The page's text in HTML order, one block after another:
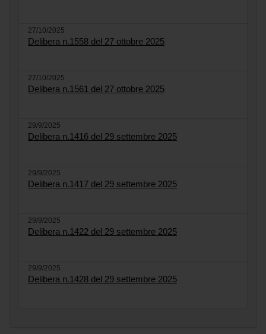
27/10/2025
Delibera n.1558 del 27 ottobre 2025
27/10/2025
Delibera n.1561 del 27 ottobre 2025
29/9/2025
Delibera n.1416 del 29 settembre 2025
29/9/2025
Delibera n.1417 del 29 settembre 2025
29/9/2025
Delibera n.1422 del 29 settembre 2025
29/9/2025
Delibera n.1428 del 29 settembre 2025